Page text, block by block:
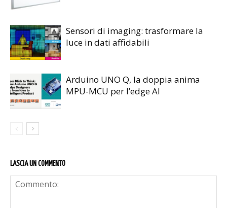
Sensori di imaging: trasformare la
luce in dati affidabili
Arduino UNO Q, la doppia anima
MPU-MCU per l’edge AI
LASCIA UN COMMENTO